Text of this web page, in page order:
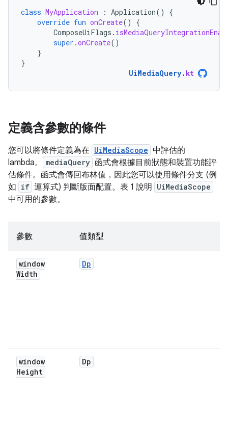
class MyApplication : Application()
{
override fun onCreate()
{
ComposeUiFlags .
super .onCreate()
}
}
UiMediaQuery. kt
定義含參數的條件
您可以將條件定義為在 UiMediaScope 中評估的
lambda。
mediaQuery 函式會根據目前狀態和裝置功能評
估條件。函式會傳回布林值，因此您可以使用條件分支 (例
如 if 運算式) 判斷版面配置。表 1 說明 UiMediaScope
中可用的參數。
參數 值類型
window
Width
Dp
window
Height
Dp